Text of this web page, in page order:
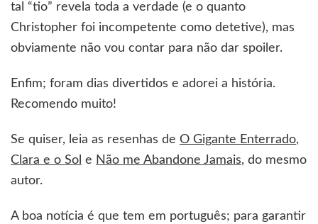
tal “tio” revela toda a verdade (e o quanto
Christopher foi incompetente como detetive), mas
obviamente não vou contar para não dar spoiler.
Enfim; foram dias divertidos e adorei a história.
Recomendo muito!
Se quiser, leia as resenhas de O Gigante Enterrado,
Clara e o Sol e Não me Abandone Jamais, do mesmo
autor.
A boa notícia é que tem em português; para garantir